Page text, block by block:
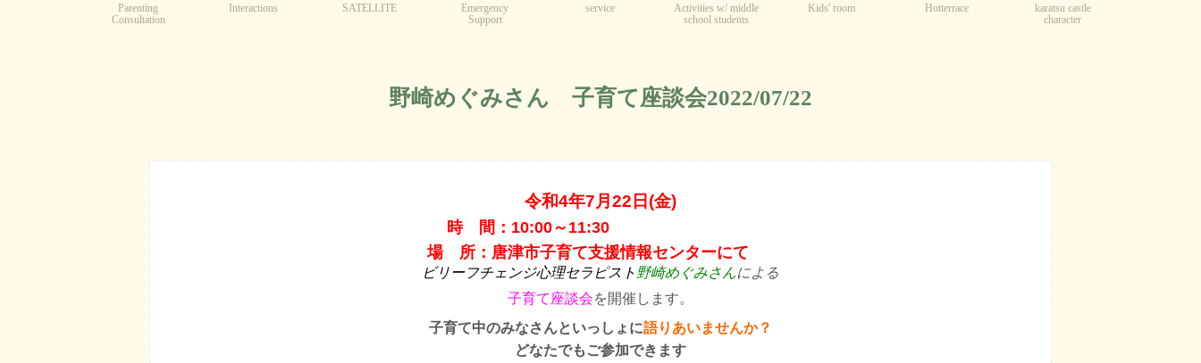
Parenting
Consultation
Interactions SATELLITE
Emergency
Support
service
Activities w/ middle
school students
Kids' room Hotterrace
karatsu castle
character
野崎めぐみさん 子育て座談会2022/07/22
令和4年7月22日(金)
時 間：10:00～11:30
場 所：唐津市子育て支援情報センターにて
ビリーフチェンジ心理セラピスト 野崎めぐみさんによる
子育て座談会を開催します。
子育て中のみなさんといっしょに語りあいませんか？
どなたでもご参加できます